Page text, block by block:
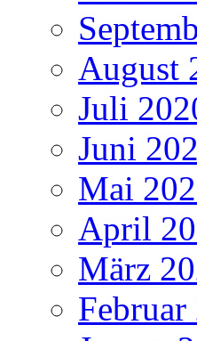
August
Juli
Juni
Mai
April
März
Februar